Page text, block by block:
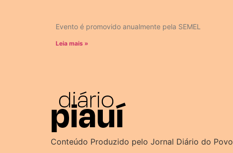
Evento é promovido anualmente pela SEMEL
Leia mais »
Conteúdo Produzido pelo Jornal Diário do Povo